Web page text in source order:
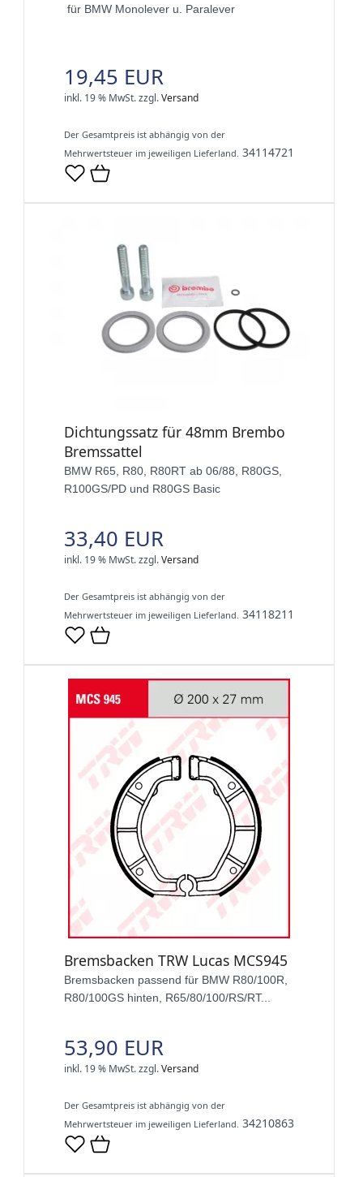
für BMW Monolever u. Paralever
19,45 EUR
inkl. 19 % MwSt.zzgl.Versand
Der Gesamtpreis ist abhängig von der
Mehrwertsteuer im jeweiligen Lieferland. 34114721
Dichtungssatz für 48mm Brembo
Bremssattel
BMW R65, R80, R80RT ab 06/88, R80GS,
R100GS/PD und R80GS Basic
33,40 EUR
inkl. 19 % MwSt.zzgl.Versand
Der Gesamtpreis ist abhängig von der
Mehrwertsteuer im jeweiligen Lieferland. 34118211
Bremsbacken TRW Lucas MCS945
Bremsbacken passend für BMW R80/100R,
R80/100GS hinten, R65/80/100/RS/RT...
53,90 EUR
inkl. 19 % MwSt.zzgl.Versand
Der Gesamtpreis ist abhängig von der
Mehrwertsteuer im jeweiligen Lieferland. 34210863